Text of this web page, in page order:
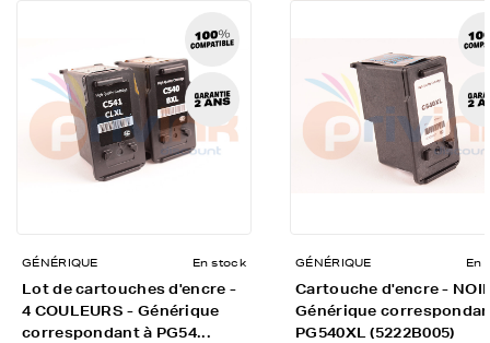
GÉNÉRIQUE En stock
Lot de cartouches d'encre -
4 COULEURS - Générique
correspondant à PG54...
GÉNÉRIQUE En
Cartouche d'encre -
Générique
PG540XL (5222B005)